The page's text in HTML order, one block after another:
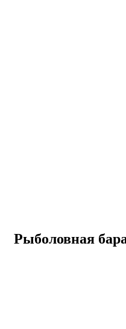
Рыболовная